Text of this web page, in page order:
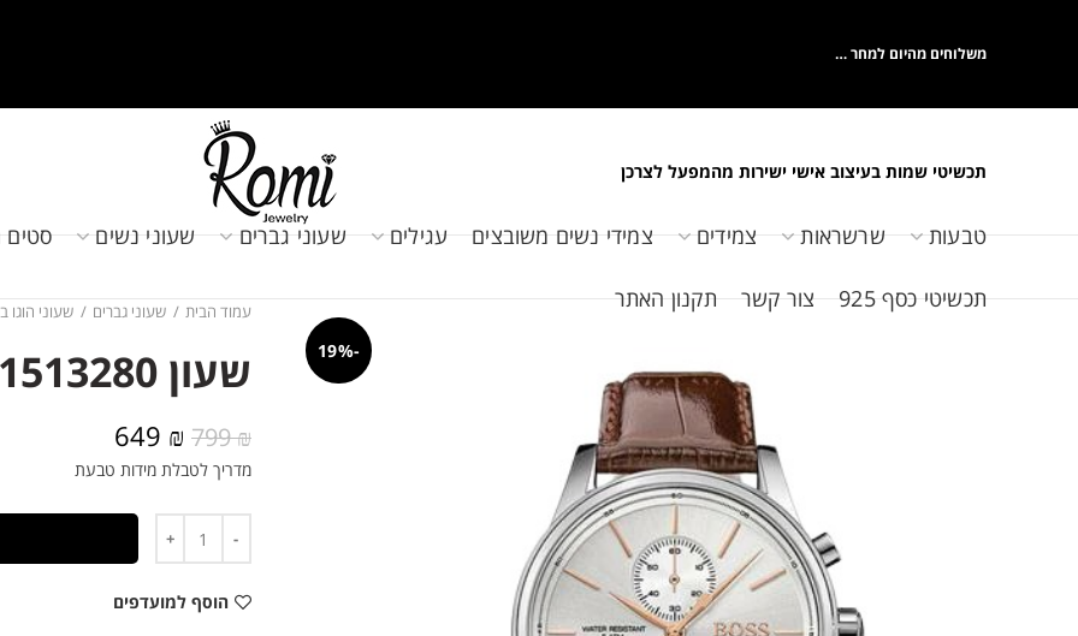
משלוחים מהיום למחר …
תכשיטי שמות בעיצוב אישי ישירות מהמפעל לצרכן
טבעות שרשראות צמידים צמידי נשים משובצים עגילים שעוני גברים שעוני נשים סטים
תכשיטי כסף 925 צור קשר תקנון האתר
-19%
עמוד הבית שעוני גברים שעוני הוגו
שעון HUGO BOSS 1513280
799₪
המחיר
המקורי
799 ₪.
649 ₪
הנוכחי
מדריך לטבלת מידות טבעת
הוסף למועדפים